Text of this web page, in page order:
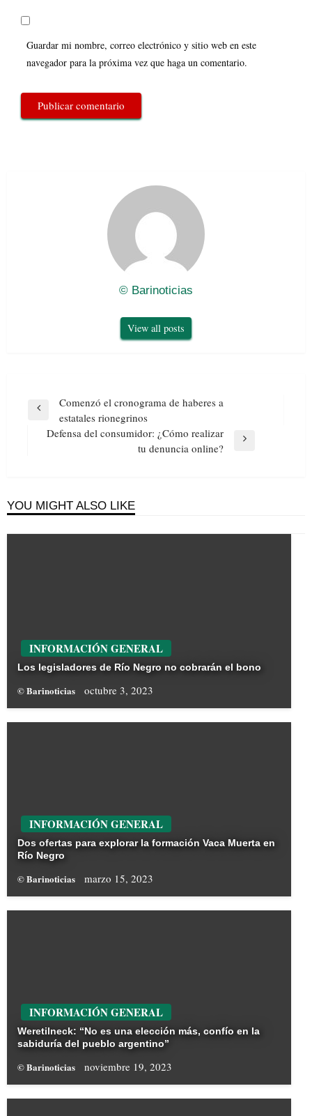
Guardar mi nombre, correo electrónico y sitio web en este
navegador para la próxima vez que haga un comentario.
© Barinoticias
View all posts
Navegación
entradas
Previous
Comenzó el cronograma de haberes a
estatales rionegrinos
Defensa del consumidor: ¿Cómo realizar
tu denuncia online?
YOU MIGHT ALSO LIKE
INFORMACIÓN GENERAL
Los legisladores de Río Negro no cobrarán el bono
© Barinoticias octubre 3, 2023
INFORMACIÓN GENERAL
Dos ofertas para explorar la formación Vaca Muerta en
Río Negro
© Barinoticias marzo 15, 2023
INFORMACIÓN GENERAL
Weretilneck: “No es una elección más, confío en la
sabiduría del pueblo argentino”
© Barinoticias noviembre 19, 2023